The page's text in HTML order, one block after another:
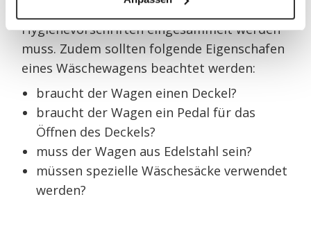
Wäsche mit verschiedenen
Hygienevorschriften eingesammelt werden
muss. Zudem sollten folgende Eigenschafen
eines Wäschewagens beachtet werden:
braucht der Wagen einen Deckel?
braucht der Wagen ein Pedal für das
Öffnen des Deckels?
muss der Wagen aus Edelstahl sein?
müssen spezielle Wäschesäcke verwendet
werden?